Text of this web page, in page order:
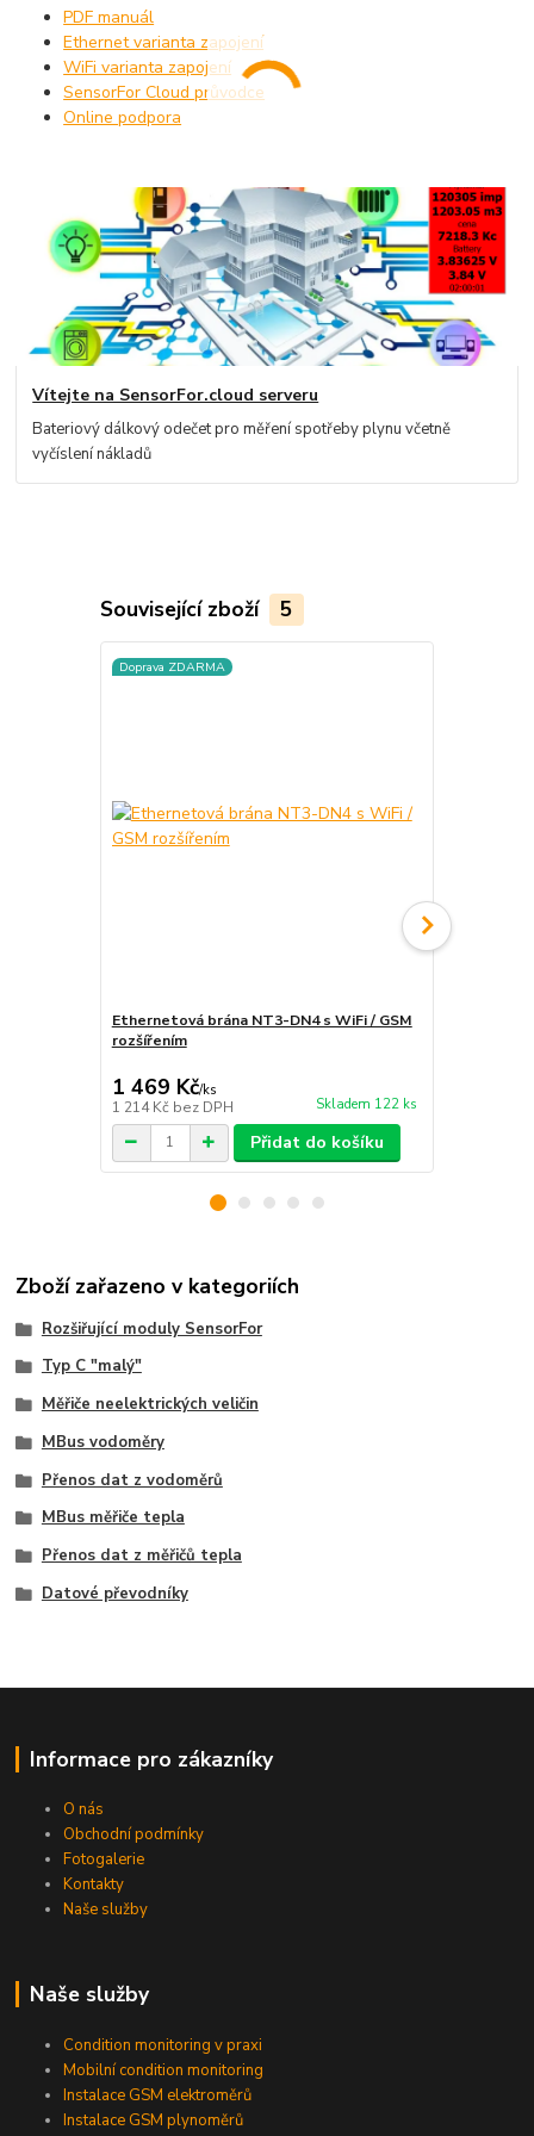
PDF manuál
Ethernet varianta zapojení
WiFi varianta zapojení
SensorFor Cloud průvodce
Online podpora
Vítejte na SensorFor.cloud serveru
Bateriový dálkový odečet pro měření spotřeby plynu včetně
vyčíslení nákladů
Související zboží 5
Doprava ZDARMA
Ethernetová brána NT3-DN4 s WiFi / GSM
rozšířením
1 469 Kč/ks
1 214 Kč bez DPH Skladem 122 ks
Přidat do košíku
Zboží zařazeno v kategoriích
Rozšiřující moduly SensorFor
Typ C "malý"
Měřiče neelektrických veličin
MBus vodoměry
Přenos dat z vodoměrů
MBus měřiče tepla
Přenos dat z měřičů tepla
Datové převodníky
Informace pro zákazníky
O nás
Obchodní podmínky
Fotogalerie
Kontakty
Naše služby
Naše služby
Condition monitoring v praxi
Mobilní condition monitoring
Instalace GSM elektroměrů
Instalace GSM plynoměrů